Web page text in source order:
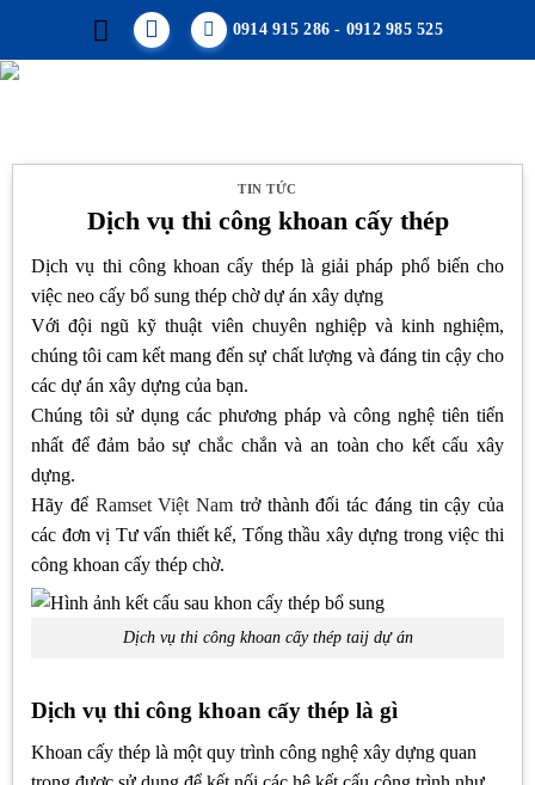
content
0914 915 286 - 0912 985 525
TIN TỨC
Dịch vụ thi công khoan cấy thép
Dịch vụ thi công khoan cấy thép là giải pháp phổ biến cho
việc neo cấy bổ sung thép chờ dự án xây dựng
Với đội ngũ kỹ thuật viên chuyên nghiệp và kinh nghiệm,
chúng tôi cam kết mang đến sự chất lượng và đáng tin cậy cho
các dự án xây dựng của bạn.
Chúng tôi sử dụng các phương pháp và công nghệ tiên tiến
nhất để đảm bảo sự chắc chắn và an toàn cho kết cấu xây
dựng.
Hãy để Ramset Việt Nam trở thành đối tác đáng tin cậy của
các đơn vị Tư vấn thiết kế, Tổng thầu xây dựng trong việc thi
công khoan cấy thép chờ.
Dịch vụ thi công khoan cấy thép taij dự án
Dịch vụ thi công khoan cấy thép là gì
Khoan cấy thép là một quy trình công nghệ xây dựng quan